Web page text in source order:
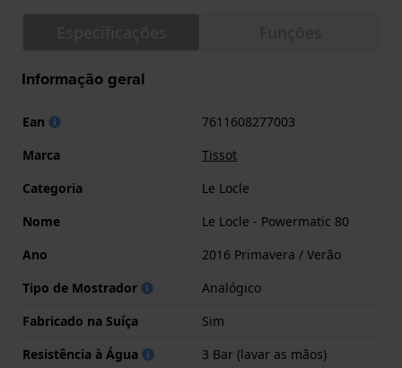
Informação geral
Ean
7611608277003
Marca
Tissot
Categoria
Le Locle
Nome
Le Locle - Powermatic 80
Ano
2016 Primavera / Verão
Tipo de Mostrador
Analógico
Fabricado na Suíça
Sim
Resistência à Água
3 Bar (lavar as mãos)